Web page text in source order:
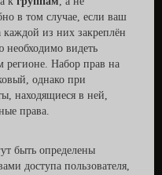
в том случае, если ваш
каждой из них закреплён
необходимо видеть
регионе. Набор прав на
однако при
находящиеся в ней,
права.
быть определены
доступа пользователя,